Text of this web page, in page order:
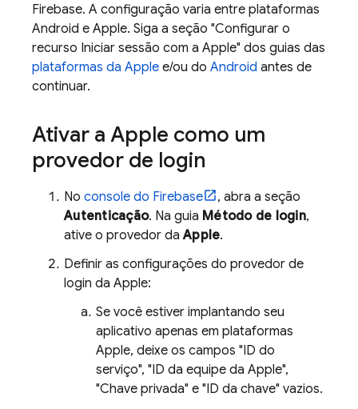
Firebase. A configuração varia entre plataformas
Android e Apple. Siga a seção "Configurar o
recurso Iniciar sessão com a Apple" dos guias das
plataformas da Apple e/ou do Android antes de
continuar.
Ativar a Apple como um
provedor de login
No console do Firebase
, abra a seção
Autenticação. Na guia Método de login,
ative o provedor daApple.
Definir as configurações do provedor de
login da Apple:
Se você estiver implantando seu
aplicativo apenas em plataformas
Apple, deixe os campos "ID do
serviço", "ID da equipe da Apple",
"Chave privada" e "ID da chave" vazios.